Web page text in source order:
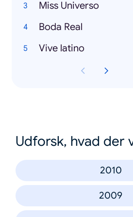
Miss Universo
Boda Real
Vive latino
Udforsk, hvad der
2010
2009